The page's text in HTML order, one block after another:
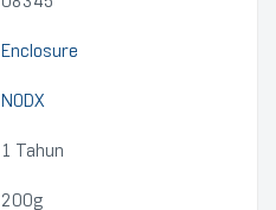
Enclosure
NODX
1 Tahun
200g